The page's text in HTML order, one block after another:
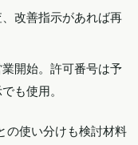
改善指示があれば再
業開始。許可番号は予
も使用。
の使い分けも検討材料